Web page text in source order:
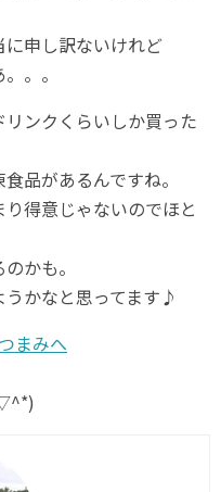
申し訳ないけれど
。。
ンクくらいしか買った
品があるんですね。
得意じゃないのでほと
かも。
うかなと思ってます♪